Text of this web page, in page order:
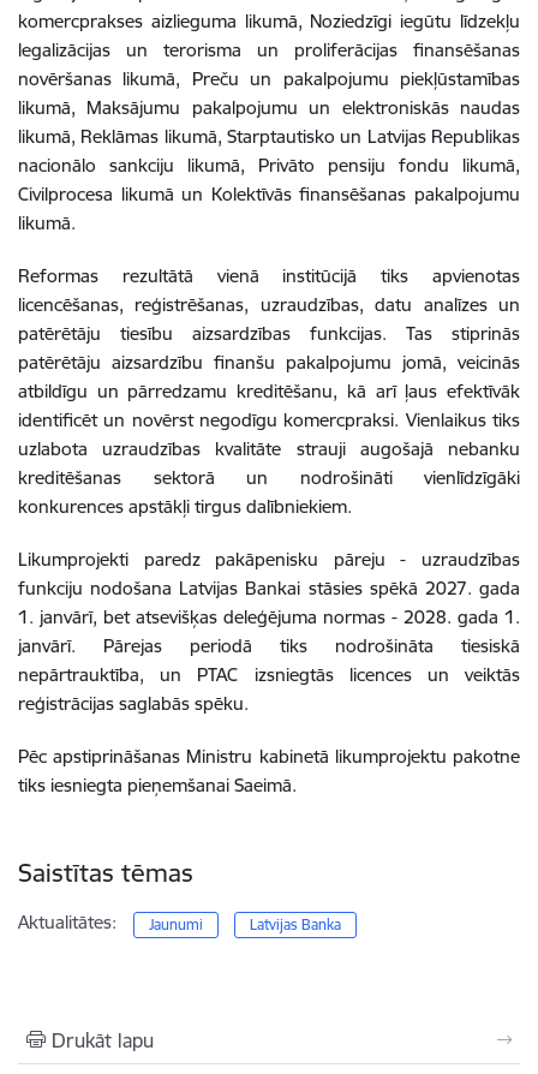
komercprakses aizlieguma likumā, Noziedzīgi iegūtu līdzekļu
legalizācijas un terorisma un proliferācijas finansēšanas
novēršanas likumā, Preču un pakalpojumu piekļūstamības
likumā, Maksājumu pakalpojumu un elektroniskās naudas
likumā, Reklāmas likumā, Starptautisko un Latvijas Republikas
nacionālo sankciju likumā, Privāto pensiju fondu likumā,
Civilprocesa likumā un Kolektīvās finansēšanas pakalpojumu
likumā.
Reformas rezultātā vienā institūcijā tiks apvienotas
licencēšanas, reģistrēšanas, uzraudzības, datu analīzes un
patērētāju tiesību aizsardzības funkcijas. Tas stiprinās
patērētāju aizsardzību finanšu pakalpojumu jomā, veicinās
atbildīgu un pārredzamu kreditēšanu, kā arī ļaus efektīvāk
identificēt un novērst negodīgu komercpraksi. Vienlaikus tiks
uzlabota uzraudzības kvalitāte strauji augošajā nebanku
kreditēšanas sektorā un nodrošināti vienlīdzīgāki
konkurences apstākļi tirgus dalībniekiem.
Likumprojekti paredz pakāpenisku pāreju - uzraudzības
funkciju nodošana Latvijas Bankai stāsies spēkā 2027. gada
1. janvārī, bet atsevišķas deleģējuma normas - 2028. gada 1.
janvārī. Pārejas periodā tiks nodrošināta tiesiskā
nepārtrauktība, un PTAC izsniegtās licences un veiktās
reģistrācijas saglabās spēku.
Pēc apstiprināšanas Ministru kabinetā likumprojektu pakotne
tiks iesniegta pieņemšanai Saeimā.
Saistītas tēmas
Aktualitātes: Jaunumi Latvijas Banka
Drukāt lapu